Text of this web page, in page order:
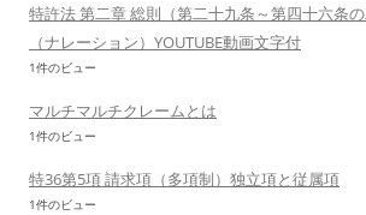
特許法 第二章 総則（第二十九条～第四十六条
（ナレーション）YOUTUBE動画文字付
1件のビュー
マルチマルチクレームとは
1件のビュー
特36第5項 請求項（多項制）独立項と従属項
1件のビュー